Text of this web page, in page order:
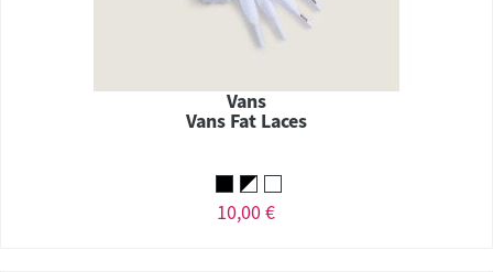
Vans
Vans Fat Laces
10,00 €